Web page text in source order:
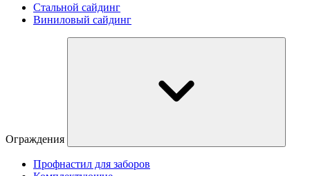
Стальной сайдинг
Виниловый сайдинг
Ограждения
Профнастил для заборов